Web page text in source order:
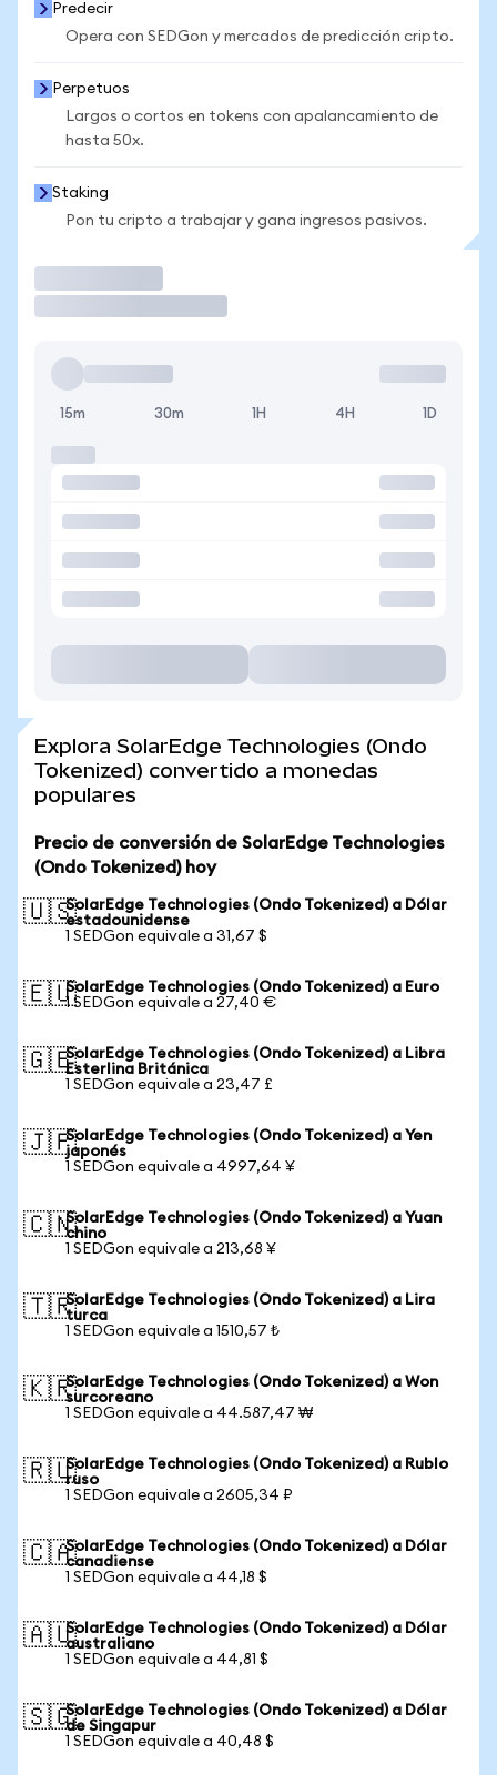
Predecir
Opera con SEDGon y mercados de predicción cripto.
Perpetuos
Largos o cortos en tokens con apalancamiento de
hasta 50x.
Staking
Pon tu cripto a trabajar y gana ingresos pasivos.
15m 30m 1H 4H 1D
Explora SolarEdge Technologies (Ondo
Tokenized) convertido a monedas
populares
Precio de conversión de SolarEdge Technologies
(Ondo Tokenized) hoy
🇺🇸SolarEdge Technologies (Ondo Tokenized) a Dólar
estadounidense
1 SEDGon equivale a 31,67 $
🇪🇺SolarEdge Technologies (Ondo Tokenized) a Euro
1 SEDGon equivale a 27,40 €
🇬🇧SolarEdge Technologies (Ondo Tokenized) a Libra
Esterlina Británica
1 SEDGon equivale a 23,47 £
🇯🇵SolarEdge Technologies (Ondo Tokenized) a Yen
japonés
1 SEDGon equivale a 4997,64 ¥
🇨🇳SolarEdge Technologies (Ondo Tokenized) a Yuan
chino
1 SEDGon equivale a 213,68 ¥
🇹🇷SolarEdge Technologies (Ondo Tokenized) a Lira
turca
1 SEDGon equivale a 1510,57 ₺
🇰🇷SolarEdge Technologies (Ondo Tokenized) a Won
surcoreano
1 SEDGon equivale a 44.587,47 ₩
🇷🇺SolarEdge Technologies (Ondo Tokenized) a Rublo
ruso
1 SEDGon equivale a 2605,34 ₽
🇨🇦SolarEdge Technologies (Ondo Tokenized) a Dólar
canadiense
1 SEDGon equivale a 44,18 $
🇦🇺SolarEdge Technologies (Ondo Tokenized) a Dólar
australiano
1 SEDGon equivale a 44,81 $
🇸🇬SolarEdge Technologies (Ondo Tokenized) a Dólar
de Singapur
1 SEDGon equivale a 40,48 $